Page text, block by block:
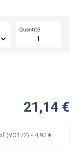
Quantité
21 ,14 €
(VO172) - 4,92 €